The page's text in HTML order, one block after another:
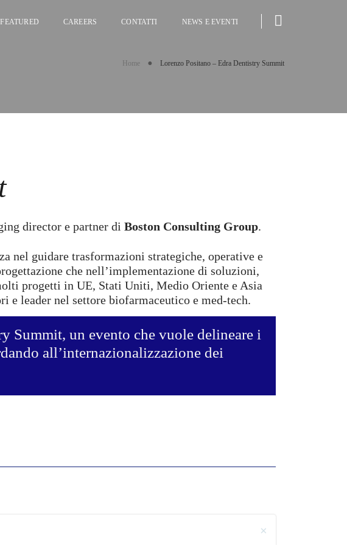
FEATURED CAREERS CONTATTI NEWS E EVENTI
Home Lorenzo Positano – Edra Dentistry Summit
director e partner di Boston Consulting Group.
nel guidare trasformazioni strategiche, operative e
che nell’implementazione di soluzioni,
progetti in UE, Stati Uniti, Medio Oriente e Asia
e leader nel settore biofarmaceutico e med-tech.
Summit, un evento che vuole delineare i
all’internazionalizzazione dei
×